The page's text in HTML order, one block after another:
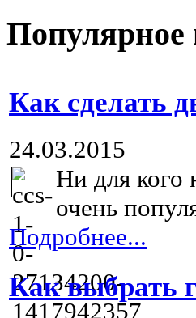
Популярное
Как сделать
24.03.2015
Ни для кого
очень
Подробнее...
Как выбрать